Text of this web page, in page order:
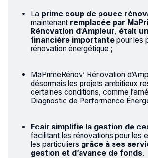
La prime coup de pouce
maintenant remplacée par
Rénovation d’Ampleur, était
financière importantepour les
rénovation énergétique ;
MaPrimeRénov’ Rénovation
désormais les projets ambitieux
certaines conditions, comme
Diagnostic de Performance
Ecair simplifie la gestion de
facilitant les rénovations pour les
les particuliers grâce à ses
gestion et d’avance de fonds.